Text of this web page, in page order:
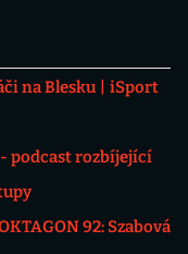
na Blesku
iSport
podcast rozbíjející
92: Szabová